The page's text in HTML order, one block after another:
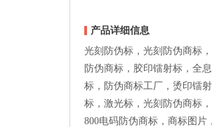
产品详细信息
光刻防伪标，光刻防伪商标
防伪商标，胶印镭射标，全
标，防伪商标工厂，烫印镭
标，激光标，光刻防伪商标
800电码防伪商标，商标图片